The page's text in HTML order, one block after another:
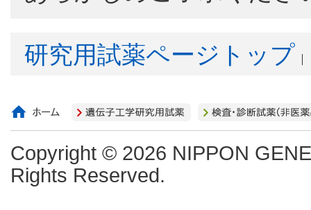
研究用試薬ページトップ
Copyright © 2026 NIPPON
Rights Reserved.